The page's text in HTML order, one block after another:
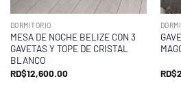
DORMITORIO
MESA DE NOCHE BELIZE CON 3
GAVETAS Y TOPE DE CRISTAL
BLANCO
RD$12,600.00 RD$